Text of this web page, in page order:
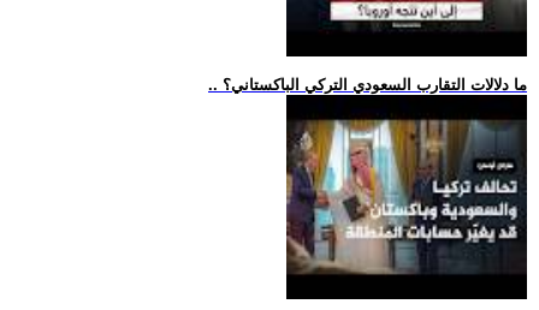
.. ما دلالات التقارب السعودي التركي الباكستاني؟